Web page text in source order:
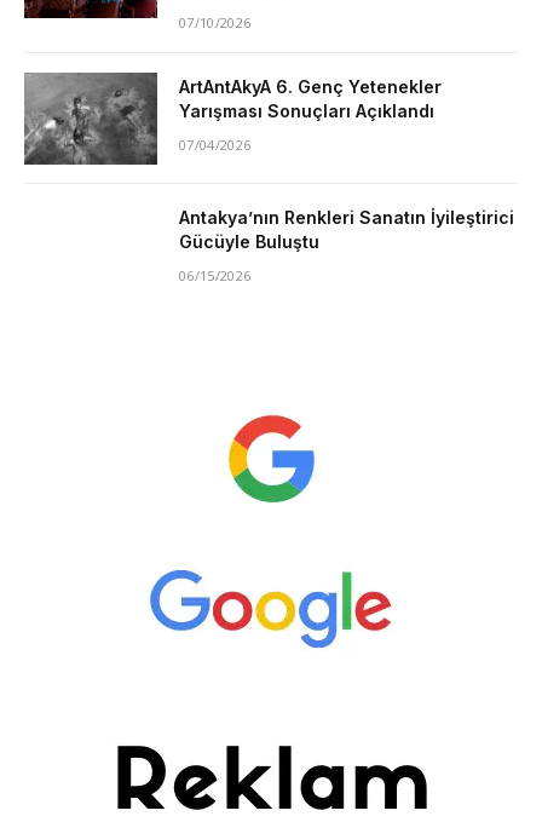
07/10/2026
ArtAntAkyA 6. Genç Yetenekler
Yarışması Sonuçları Açıklandı
07/04/2026
Antakya’nın Renkleri Sanatın İyileştirici
Gücüyle Buluştu
06/15/2026